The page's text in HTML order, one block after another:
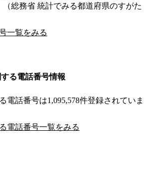
（総務省 統計でみる都道府県のすがた
一覧をみる
る電話番号情報
電話番号は1,095,578件登録されていま
電話番号一覧をみる